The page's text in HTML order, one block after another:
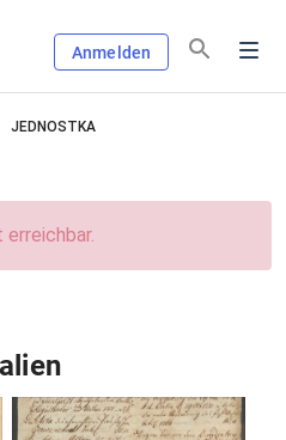
Anmelden
JEDNOSTKA